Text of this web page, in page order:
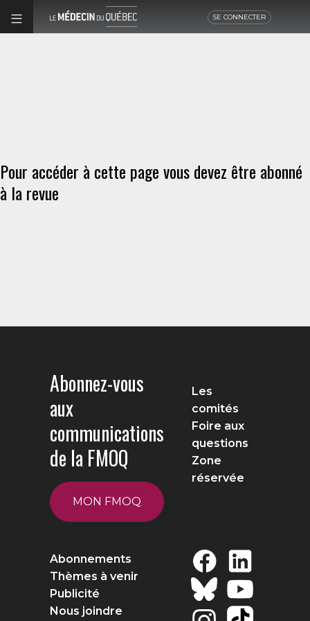
SE CONNECTER
Pour accéder à cette page vous devez être abonné
à la revue
Abonnez-vous
aux
communications
de la FMOQ
MON FMOQ
Les
comités
Foire aux
questions
Zone
réservée
Abonnements
Thèmes à venir
Publicité
Nous joindre